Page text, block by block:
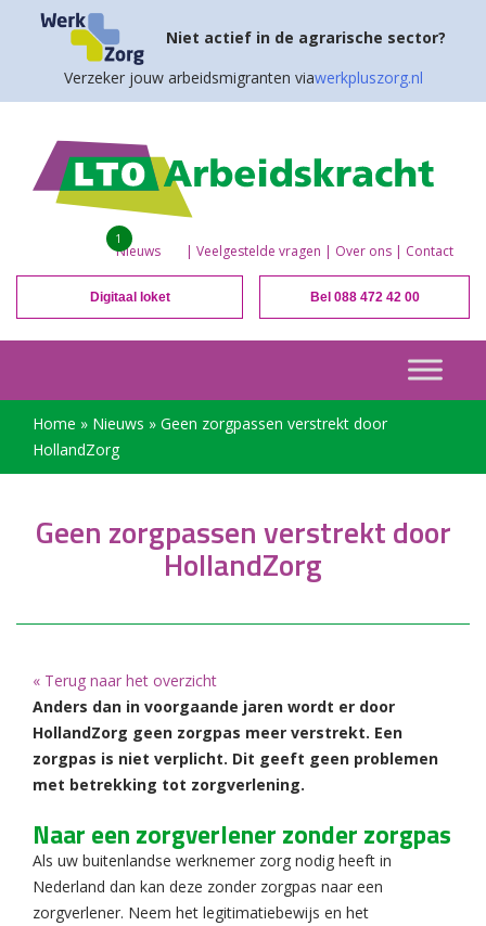
Niet actief in de agrarische sector?
Verzeker jouw arbeidsmigranten viawerkpluszorg.nl
Nieuws
1
| Veelgestelde vragen | Over ons | Contact
Digitaal loket Bel 088 472 42 00
Home » Nieuws » Geen zorgpassen verstrekt door
HollandZorg
Geen zorgpassen verstrekt door
HollandZorg
« Terug naar het overzicht
Anders dan in voorgaande jaren wordt er door
HollandZorg geen zorgpas meer verstrekt. Een
zorgpas is niet verplicht. Dit geeft geen problemen
met betrekking tot zorgverlening.
Naar een zorgverlener zonder zorgpas
Als uw buitenlandse werknemer zorg nodig heeft in
Nederland dan kan deze zonder zorgpas naar een
zorgverlener. Neem het legitimatiebewijs en het